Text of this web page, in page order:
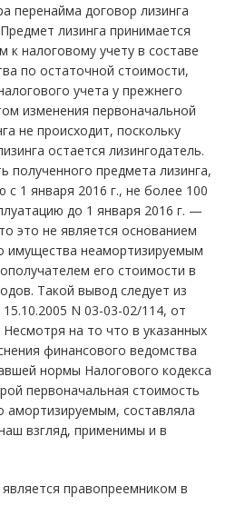
перенайма договор лизинга
лизинга принимается
к налоговому учету в составе
по остаточной стоимости,
учета у прежнего
изменения первоначальной
не происходит, поскольку
остается лизингодатель.
полученного предмета лизинга,
с 1 января 2016 г., не более 100
до 1 января 2016 г. —
это не является основанием
имущества неамортизируемым
его стоимости в
Такой вывод следует из
N 03-03-02/114, от
на то что в указанных
финансового ведомства
нормы Налогового кодекса
первоначальная стоимость
амортизируемым, составляла
взгляд, применимы и в
правопреемником в